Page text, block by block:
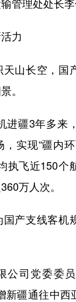
力
山长空，国
。
疆3年多来
实现“疆内
执飞近150个
万人次。
产支线客机
司党委委员
新疆通往中